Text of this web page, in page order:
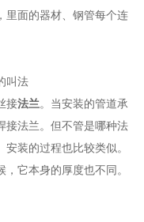
里面的器材、钢管每个连
叫法
接法兰。当安装的管道承
接法兰。但不管是哪种法
装的过程也比较类似。
，它本身的厚度也不同。